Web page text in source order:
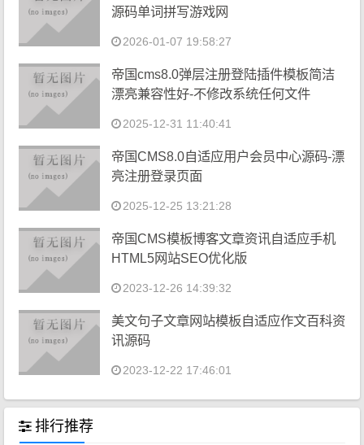
源码单词拼写游戏网
2026-01-07 19:58:27
帝国cms8.0弹层注册登陆插件模板简洁
漂亮兼容性好-不修改系统任何文件
2025-12-31 11:40:41
帝国CMS8.0自适应用户会员中心源码-漂
亮注册登录页面
2025-12-25 13:21:28
帝国CMS模板博客文章资讯自适应手机
HTML5网站SEO优化版
2023-12-26 14:39:32
美文句子文章网站模板自适应作文百科资
讯源码
2023-12-22 17:46:01
排行推荐